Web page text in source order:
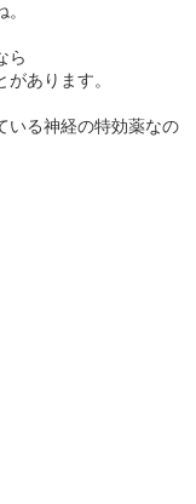
ら
あります。
いる神経の特効薬なの